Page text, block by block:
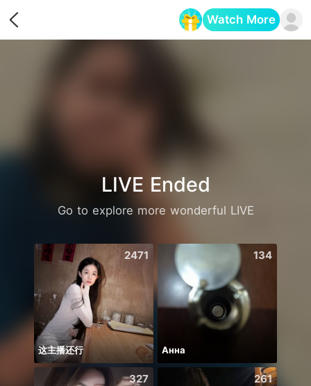
Watch More
LIVE Ended
Go to explore more wonderful LIVE
2471
这主播还行
134
Анна
327 261